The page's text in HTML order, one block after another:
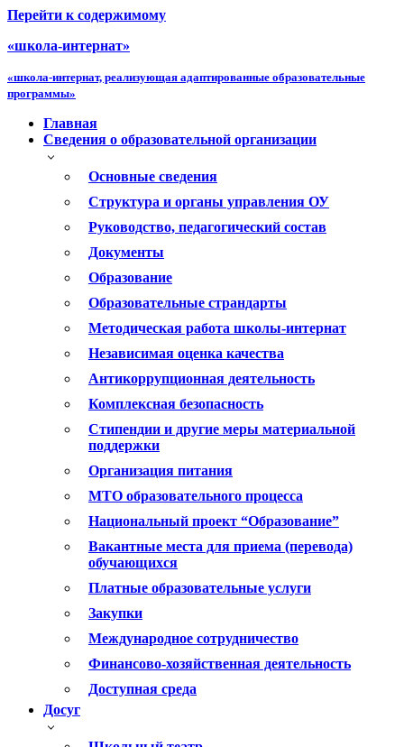
Перейти к содержимому
«школа-интернат»
«школа-интернат, реализующая адаптированные образовательные
программы»
Главная
Сведения о образовательной организации
Основные сведения
Структура и органы управления ОУ
Руководство, педагогический состав
Документы
Образование
Образовательные страндарты
Методическая работа школы-интернат
Независимая оценка качества
Антикоррупционная деятельность
Комплексная безопасность
Стипендии и другие меры материальной
поддержки
Организация питания
МТО образовательного процесса
Национальный проект “Образование”
Вакантные места для приема (перевода)
обучающихся
Платные образовательные услуги
Закупки
Международное сотрудничество
Финансово-хозяйственная деятельность
Доступная среда
Досуг